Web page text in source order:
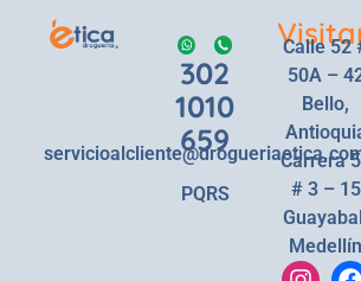
302
1010
659
PQRS
Calle 52
50A –
Bello,
Carrera
# 3 – 15
Medellín